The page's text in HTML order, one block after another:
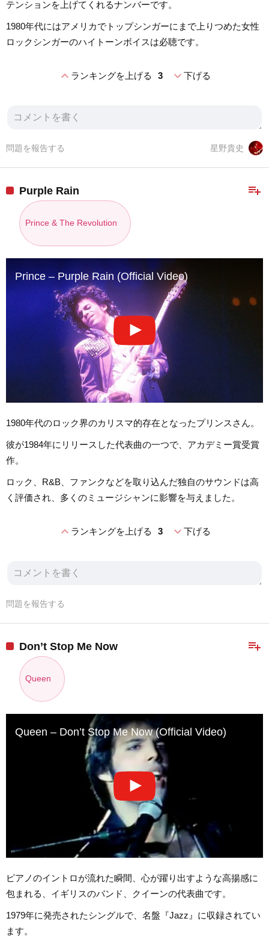
テンションを上げてくれるナンバーです。
1980年代にはアメリカでトップシンガーにまで上りつめた女性
ロックシンガーのハイトーンボイスは必聴です。
expand_lessランキングを上げる 3 expand_more下げる
星野貴史
問題を報告する
playlist_add
Purple Rain
Prince & The Revolution
Prince – Purple Rain (Official Video)
1980年代のロック界のカリスマ的存在となったプリンスさん。
彼が1984年にリリースした代表曲の一つで、アカデミー賞受賞
作。
ロック、R&B、ファンクなどを取り込んだ独自のサウンドは高
く評価され、多くのミュージシャンに影響を与えました。
expand_lessランキングを上げる 3 expand_more下げる
問題を報告する
playlist_add
Don’t Stop Me Now
Queen
Queen – Don’t Stop Me Now (Official Video)
ピアノのイントロが流れた瞬間、心が躍り出すような高揚感に
包まれる、イギリスのバンド、クイーンの代表曲です。
1979年に発売されたシングルで、名盤『Jazz』に収録されてい
ます。